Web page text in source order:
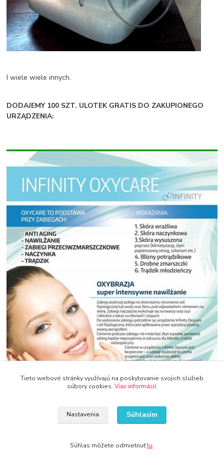
I wiele wiele innych.
DODAJEMY 100 SZT. ULOTEK GRATIS DO ZAKUPIONEGO
URZĄDZENIA:
Tieto webové stránky využívajú na poskytovanie svojich služieb
súbory cookies. Viac informácií.
Nastavenia Súhlasím
Súhlas môžete odmietnuťtu.